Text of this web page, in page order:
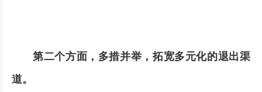
第二个方面，多措并举，拓宽多元化的退出渠
道。